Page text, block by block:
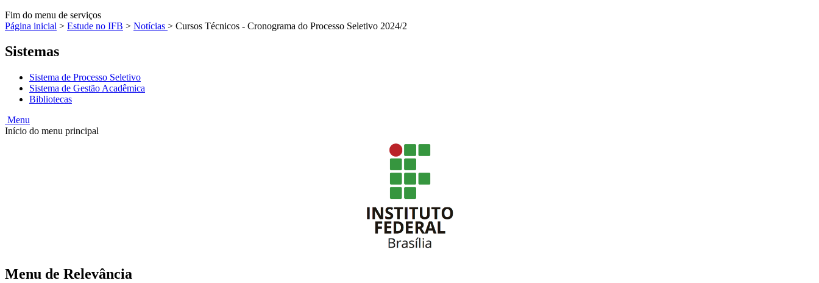
Fim do menu de serviços
Página inicial > Estude no IFB > Notícias > Cursos Técnicos - Cronograma do Processo Seletivo 2024/2
Sistemas
Sistema de Processo Seletivo
Sistema de Gestão Acadêmica
Bibliotecas
Menu
Início do menu principal
Menu de Relevância